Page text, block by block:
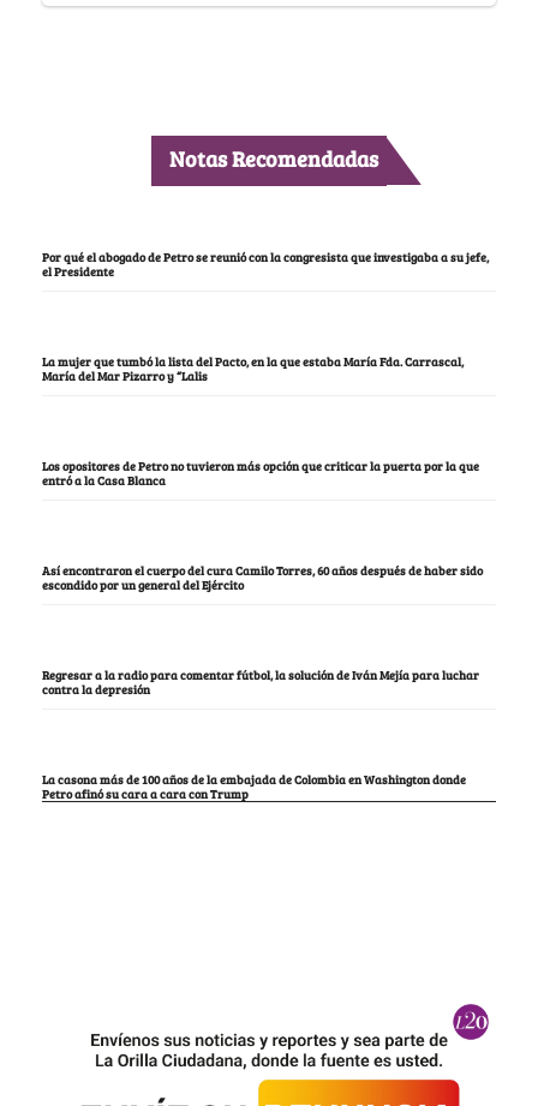
Notas Recomendadas
Por qué el abogado de Petro se reunió con la congresista que investigaba a su jefe,
el Presidente
La mujer que tumbó la lista del Pacto, en la que estaba María Fda. Carrascal,
María del Mar Pizarro y “Lalis
Los opositores de Petro no tuvieron más opción que criticar la puerta por la que
entró a la Casa Blanca
Así encontraron el cuerpo del cura Camilo Torres, 60 años después de haber sido
escondido por un general del Ejército
Regresar a la radio para comentar fútbol, la solución de Iván Mejía para luchar
contra la depresión
La casona más de 100 años de la embajada de Colombia en Washington donde
Petro afinó su cara a cara con Trump